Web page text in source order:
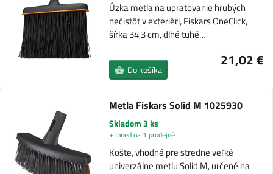
Úzka metla na upratovanie hrubých
nečistôt v exteriéri, Fiskars OneClick,
šírka 34,3 cm, dlhé tuhé…
21,02 €
Do košíka
Metla Fiskars Solid M 1025930
Skladom 3 ks
+ ihned na 1 prodejně
Košte, vhodné pre stredne veľké
univerzálne metlu Solid M, určené na